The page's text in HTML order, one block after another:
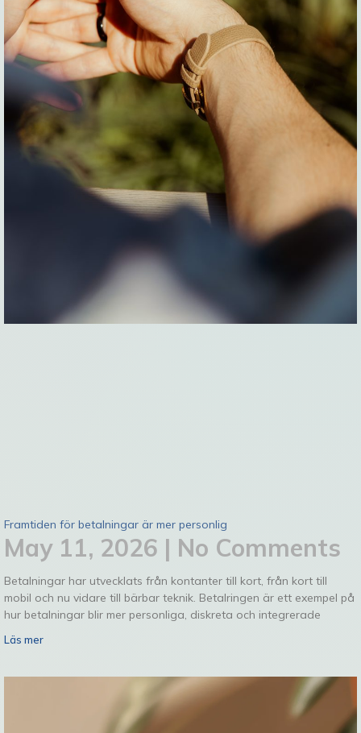
Framtiden för betalningar är mer personlig
May 11, 2026 No Comments
Betalningar har utvecklats från kontanter till kort, från kort till
mobil och nu vidare till bärbar teknik. Betalringen är ett exempel på
hur betalningar blir mer personliga, diskreta och integrerade
Läs mer